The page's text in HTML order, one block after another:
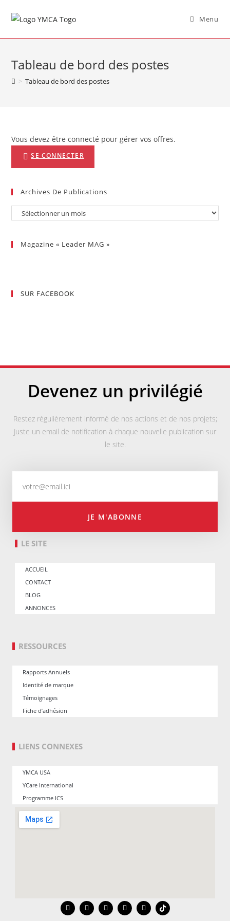
Menu
Tableau de bord des postes
> Tableau de bord des postes
Vous devez être connecté pour gérer vos offres.
SE CONNECTER
Archives De Publications
Magazine « Leader MAG »
SUR FACEBOOK
Devenez un privilégié
Restez régulièrement informé de nos actions et de nos projets;
Juste un email de notification à chaque nouvelle publication sur
le site.
JE M'ABONNE
LE SITE
ACCUEIL
CONTACT
BLOG
ANNONCES
RESSOURCES
Rapports Annuels
Identité de marque
Témoignages
Fiche d’adhésion
LIENS CONNEXES
YMCA USA
YCare International
Programme ICS